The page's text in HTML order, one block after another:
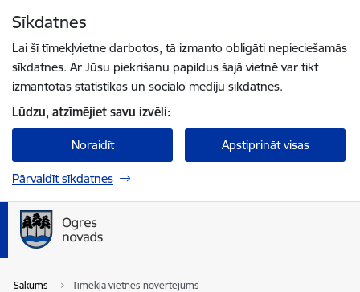
Sīkdatnes
Lai šī tīmekļvietne darbotos, tā izmanto obligāti nepieciešamās
sīkdatnes. Ar Jūsu piekrišanu papildus šajā vietnē var tikt
izmantotas statistikas un sociālo mediju sīkdatnes.
Lūdzu, atzīmējiet savu izvēli:
Noraidīt Apstiprināt visas
Pārvaldīt sīkdatnes
Sākums Tīmekļa vietnes novērtējums